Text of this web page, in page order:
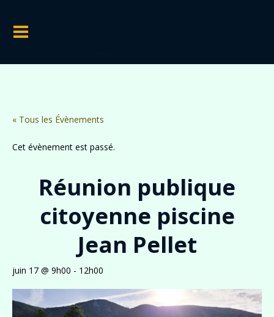
« Tous les Évènements
Cet évènement est passé.
Réunion publique
citoyenne piscine
Jean Pellet
juin 17 @ 9h00 - 12h00